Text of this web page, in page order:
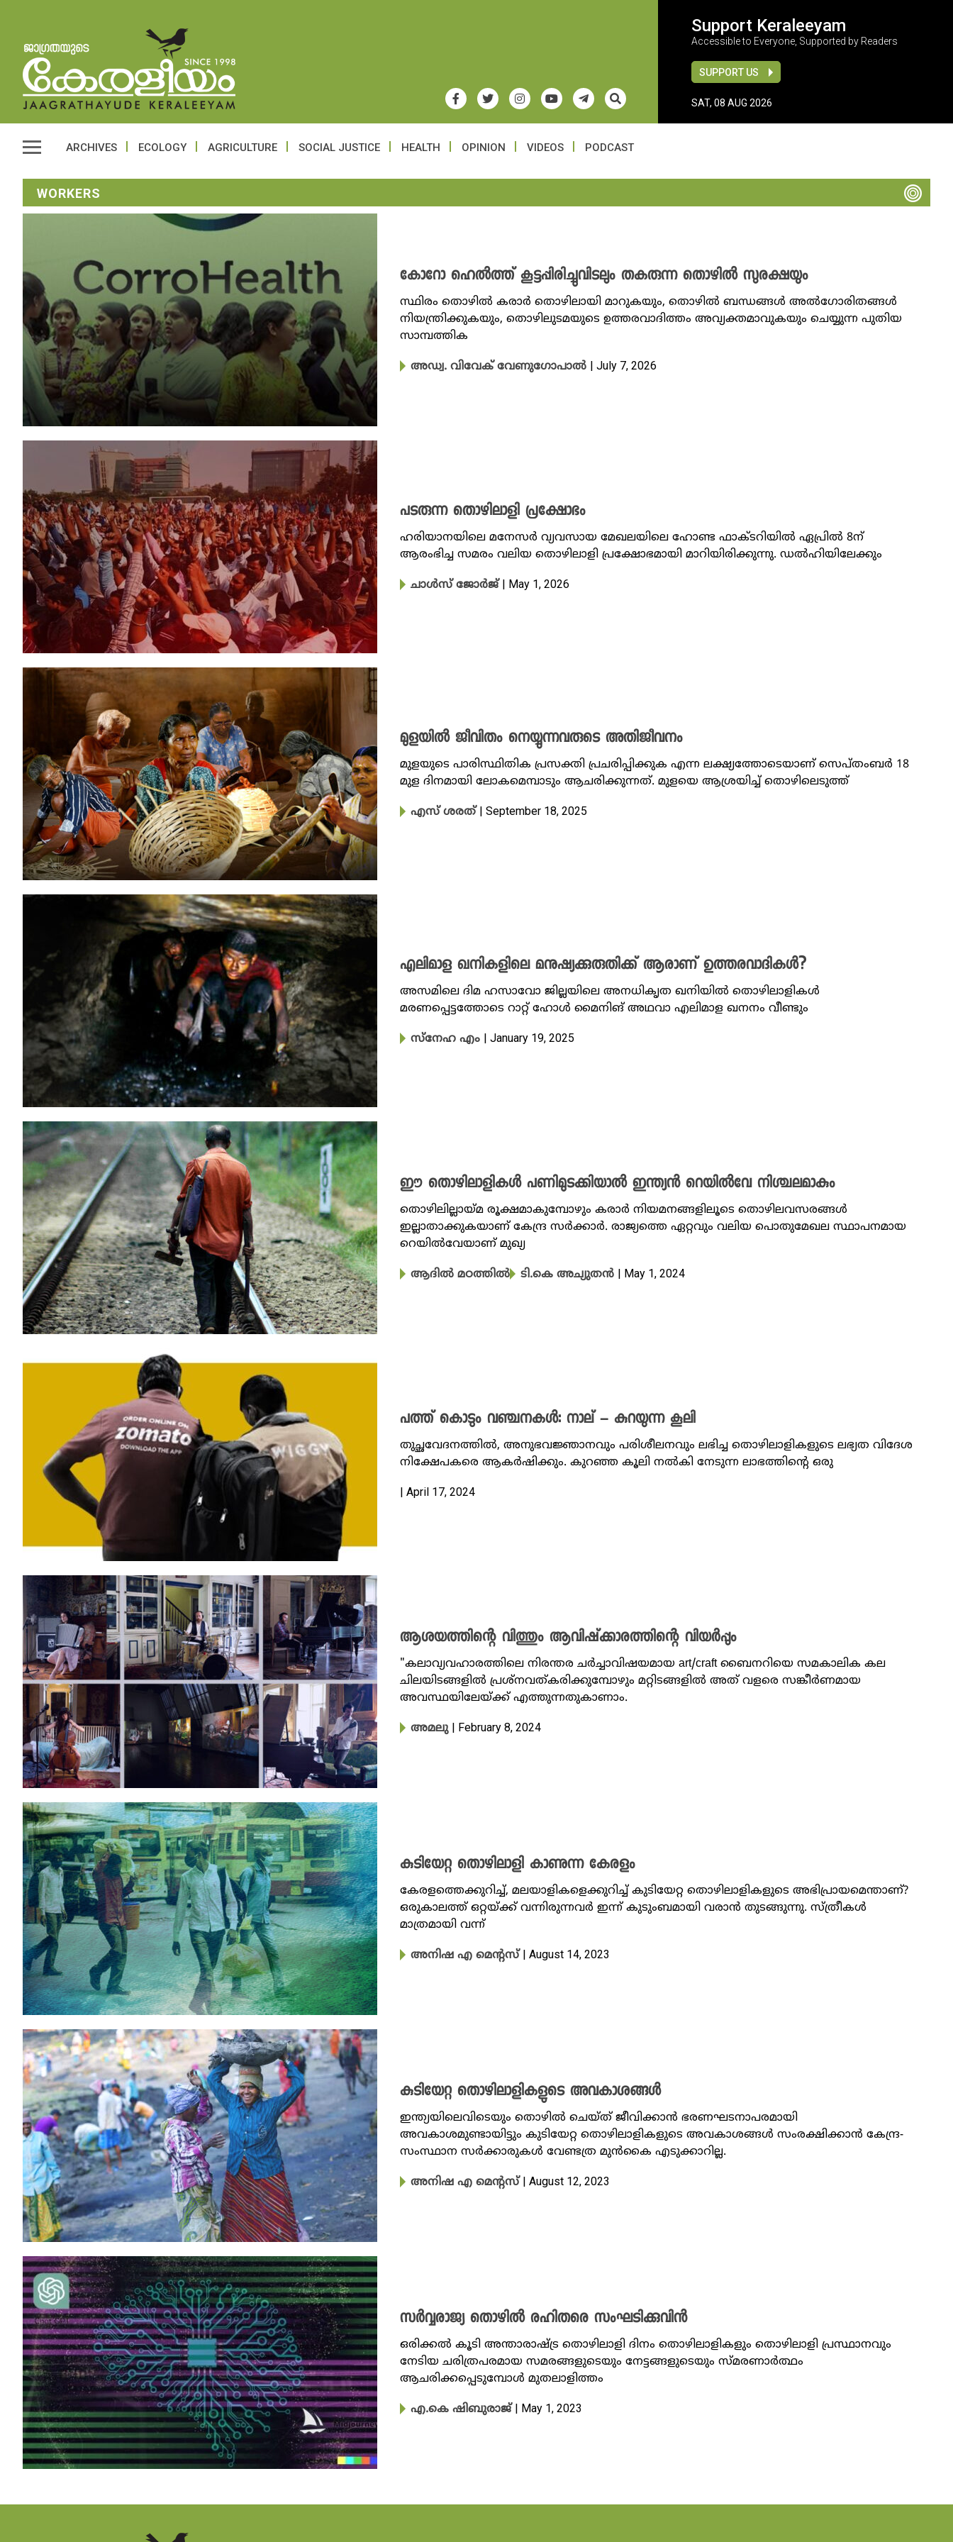
Support Keraleeyam
Accessible to Everyone, Supported by Readers
SUPPORT US
SAT, 08 AUG 2026
ARCHIVES ECOLOGY AGRICULTURE SOCIAL JUSTICE HEALTH OPINION VIDEOS PODCAST
WORKERS
കോറോ ഹെല്‍ത്ത് കൂട്ടപ്പിരിച്ചുവിടലും തകരുന്ന തൊഴില്‍ സുരക്ഷയും
സ്ഥിരം തൊഴിൽ കരാർ തൊഴിലായി മാറുകയും, തൊഴിൽ ബന്ധങ്ങൾ അൽഗോരിതങ്ങൾ
നിയന്ത്രിക്കുകയും, തൊഴിലുടമയുടെ ഉത്തരവാദിത്തം അവ്യക്തമാവുകയും ചെയ്യുന്ന പുതിയ
സാമ്പത്തിക
അഡ്വ. വിവേക് വേണുഗോപാൽ | July 7, 2026
പടരുന്ന തൊഴിലാളി പ്രക്ഷോഭം
ഹരിയാനയിലെ മനേസർ വ്യവസായ മേഖലയിലെ ഹോണ്ട ഫാക്ടറിയിൽ ഏപ്രിൽ 8ന്
ആരംഭിച്ച സമരം വലിയ തൊഴിലാളി പ്രക്ഷോഭമായി മാറിയിരിക്കുന്നു. ഡൽഹിയിലേക്കും
ചാൾസ് ജോർജ് | May 1, 2026
മുളയിൽ ജീവിതം നെയ്യുന്നവരുടെ അതിജീവനം
മുളയുടെ പാരിസ്ഥിതിക പ്രസക്തി പ്രചരിപ്പിക്കുക എന്ന ലക്ഷ്യത്തോടെയാണ് സെപ്തംബർ 18
മുള ദിനമായി ലോകമെമ്പാടും ആചരിക്കുന്നത്. മുളയെ ആശ്രയിച്ച് തൊഴിലെടുത്ത്
എസ് ശരത് | September 18, 2025
എലിമാള ഖ‌നികളിലെ മനുഷ്യക്കുരുതിക്ക് ആരാണ് ഉത്തരവാദികൾ?
അസമിലെ ദിമ ഹസാവോ ജില്ലയിലെ അനധികൃത ഖനിയിൽ തൊഴിലാളികൾ
മരണപ്പെട്ടത്തോടെ റാറ്റ് ഹോൾ മൈനിങ് അഥവാ എലിമാള ഖനനം വീണ്ടും
സ്നേഹ എം | January 19, 2025
ഈ തൊഴിലാളികൾ പണിമുടക്കിയാൽ ഇന്ത്യൻ റെയിൽവേ നിശ്ചലമാകും
തൊഴിലില്ലായ്മ രൂക്ഷമാകുമ്പോഴും കരാർ നിയമനങ്ങളിലൂടെ തൊഴിലവസരങ്ങൾ
ഇല്ലാതാക്കുകയാണ് കേന്ദ്ര സ‍ർക്കാർ. രാജ്യത്തെ ഏറ്റവും വലിയ പൊതുമേഖല സ്ഥാപനമായ
റെയിൽവേയാണ് മുഖ്യ
ആദിൽ മഠത്തിൽ ടി.കെ അച്യുതൻ | May 1, 2024
പത്ത് കൊടും വഞ്ചനകൾ: നാല് – കുറയുന്ന കൂലി
തുച്ഛവേദനത്തിൽ, അനുഭവജ്ഞാനവും പരിശീലനവും ലഭിച്ച തൊഴിലാളികളുടെ ലഭ്യത വിദേശ
നിക്ഷേപകരെ ആകർഷിക്കും. കുറഞ്ഞ കൂലി നൽകി നേടുന്ന ലാഭത്തിന്റെ ഒരു
| April 17, 2024
ആശയത്തിന്റെ വിത്തും ആവിഷ്ക്കാരത്തിന്റെ വിയർപ്പും
"കലാവ്യവഹാരത്തിലെ നിരന്തര ചർച്ചാവിഷയമായ art/craft ബൈനറിയെ സമകാലിക കല
ചിലയിടങ്ങളിൽ പ്രശ്നവത്കരിക്കുമ്പോഴും മറ്റിടങ്ങളിൽ അത് വളരെ സങ്കീർണമായ
അവസ്ഥയിലേയ്ക്ക് എത്തുന്നതുകാണാം.
അമലു | February 8, 2024
കുടിയേറ്റ തൊഴിലാളി കാണുന്ന കേരളം
കേരളത്തെക്കുറിച്ച്, മലയാളികളെക്കുറിച്ച് കുടിയേറ്റ തൊഴിലാളികളുടെ അഭിപ്രായമെന്താണ്?
ഒരുകാലത്ത് ഒറ്റയ്ക്ക് വന്നിരുന്നവർ ഇന്ന് കുടുംബമായി വരാൻ തുടങ്ങുന്നു. സ്ത്രീകൾ
മാത്രമായി വന്ന്
അനിഷ എ മെന്റസ് | August 14, 2023
കുടിയേറ്റ തൊഴിലാളികളുടെ അവകാശങ്ങൾ
ഇന്ത്യയിലെവിടെയും തൊഴിൽ ചെയ്ത് ജീവിക്കാൻ ഭരണഘടനാപരമായി
അവകാശമുണ്ടായിട്ടും കുടിയേറ്റ തൊഴിലാളികളുടെ അവകാശങ്ങൾ സംരക്ഷിക്കാൻ കേന്ദ്ര-
സംസ്ഥാന സർക്കാരുകൾ വേണ്ടത്ര മുൻകൈ എടുക്കാറില്ല.
അനിഷ എ മെന്റസ് | August 12, 2023
സർവ്വരാജ്യ തൊഴിൽ രഹിതരെ സംഘടിക്കുവിൻ
ഒരിക്കൽ കൂടി അന്താരാഷ്‌ട്ര തൊഴിലാളി ദിനം തൊഴിലാളികളും തൊഴിലാളി പ്രസ്ഥാനവും
നേടിയ ചരിത്രപരമായ സമരങ്ങളുടെയും നേട്ടങ്ങളുടെയും സ്മരണാർത്ഥം
ആചരിക്കപ്പെടുമ്പോൾ മുതലാളിത്തം
എ.കെ ഷിബുരാജ് | May 1, 2023